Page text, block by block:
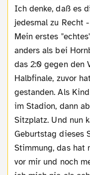
Ich denke, daß es dieser bereits tausendfach - und
jedesmal zu Recht
Mein erstes
anders als bei
das 2:0 gegen den
Halbfinale, zuvor
gestanden. Als
im Stadion, dann
Sitzplatz. Und nun
Geburtstag dieses
Stimmung, das hat
vor mir und noch